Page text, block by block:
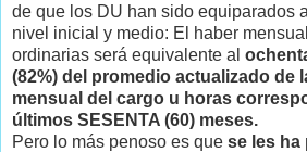
de que los DU han sido equiparados
nivel inicial y medio: El haber
ordinarias será equivalente al
(82%) del promedio actualizado de
mensual del cargo u horas
últimos SESENTA (60) meses.
Pero lo más penoso es que se les ha